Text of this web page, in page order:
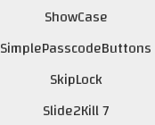
ShowCase
SimplePasscodeButtons
SkipLock
Slide2Kill 7